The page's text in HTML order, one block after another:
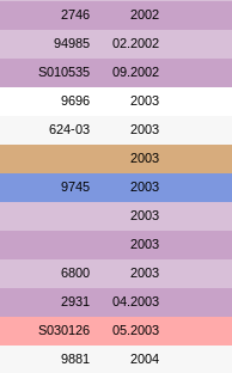
2746 2002
94985 02.2002
S010535 09.2002
9696 2003
624-03 2003
2003
9745 2003
2003
2003
6800 2003
2931 04.2003
S030126 05.2003
9881 2004